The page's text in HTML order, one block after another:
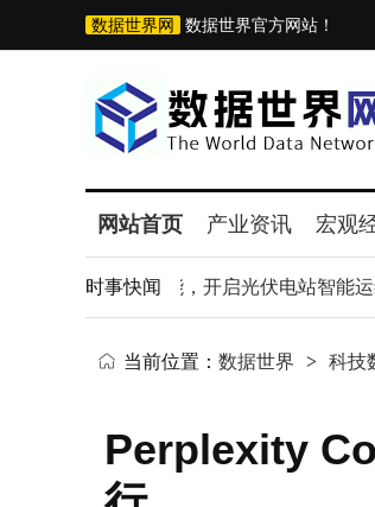
数据世界网 数据世界官方网站！
网站首页 产业资讯 宏观
时事快闻
以数字技术赋能，开启光伏电站智能运维
当前位置： 数据世界 > 科技
Perplexity